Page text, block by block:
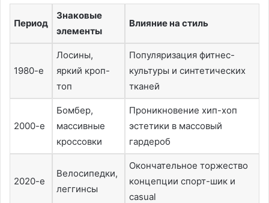
Период
Знаковые
элементы
Влияние на стиль
1980-е
Лосины,
яркий кроп-
топ
Популяризация фитнес-
культуры и синтетических
тканей
2000-е
Бомбер,
массивные
кроссовки
Проникновение хип-хоп
эстетики в массовый
гардероб
2020-е
Велосипедки,
леггинсы
Окончательное торжество
концепции спорт-шик и
casual